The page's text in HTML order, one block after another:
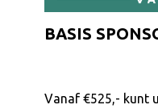
BASIS
Vanaf €525,- kunt